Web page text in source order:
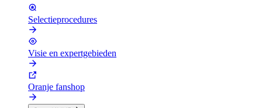
Selectieprocedures
Visie en expertgebieden
Oranje fanshop